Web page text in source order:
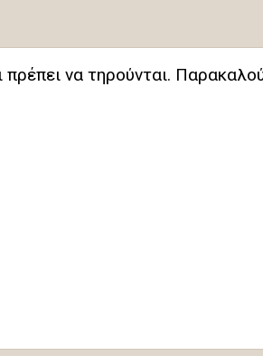
να τηρούνται.